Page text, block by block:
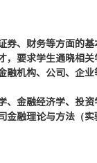
券、财务等方面的
，要求学生通晓相
机构、公司、企
、金融经济学、投
金融理论与方法（